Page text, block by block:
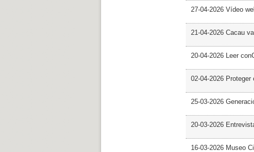
27-04-2026 Vídeo
21-04-2026 Cacau
20-04-2026 Leer
02-04-2026
25-03-2026
20-03-2026
16-03-2026 Museo